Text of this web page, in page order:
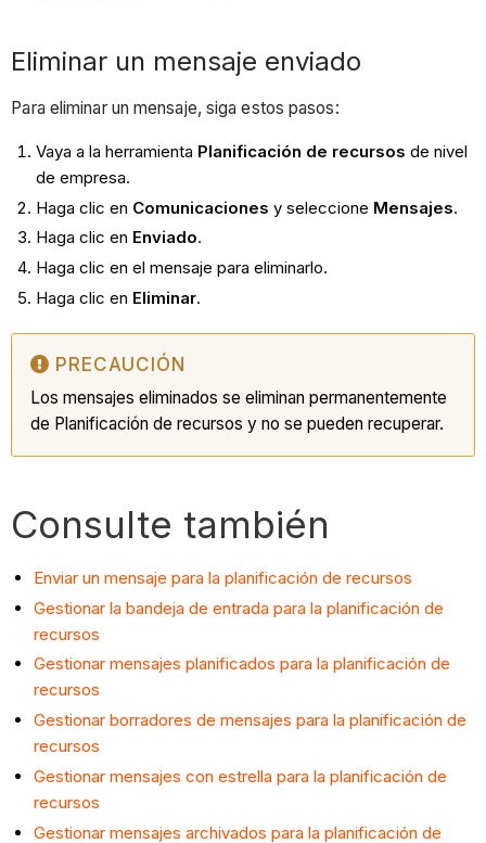
Eliminar un mensaje enviado
Para eliminar un mensaje, siga estos pasos:
Vaya a la herramienta Planificación de recursos de nivel
de empresa.
Haga clic en Comunicaciones y seleccione Mensajes.
Haga clic en Enviado.
Haga clic en el mensaje para eliminarlo.
Haga clic en Eliminar.
PRECAUCIÓN
Los mensajes eliminados se eliminan permanentemente
de Planificación de recursos y no se pueden recuperar.
Consulte también
Enviar un mensaje para la planificación de recursos
Gestionar la bandeja de entrada para la planificación de
recursos
Gestionar mensajes planificados para la planificación de
recursos
Gestionar borradores de mensajes para la planificación de
recursos
Gestionar mensajes con estrella para la planificación de
recursos
Gestionar mensajes archivados para la planificación de